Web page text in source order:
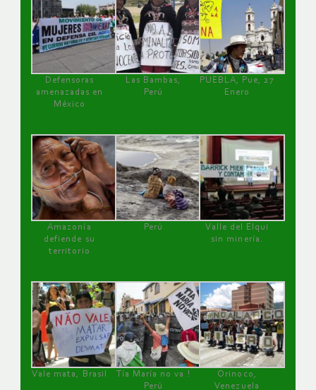
Defensoras
amenazadas en
México
Las Bambas,
Perú
PUEBLA, Pue, 27
Enero
Amazonía
defiende su
territorio
Perú
Valle del Elqui
sin minería.
Vale mata, Brasil
Tía María no va !
Perú
Orinoco,
Venezuela